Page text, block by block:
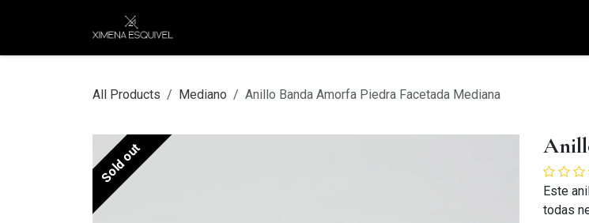
All Products Mediano Anillo Banda Amorfa Piedra Facetada Mediana
Sold out
Este
todas